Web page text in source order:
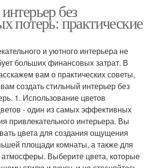
без
потерь: практические
и уютного интерьера не
больших финансовых затрат. В
вам о практических советы,
создать стильный интерьер без
1. Использование цветов
- один из самых эффективных
привлекательного интерьера. Вы
цвета для создания ощущения
площади комнаты, а также для
Выберите цвета, которые